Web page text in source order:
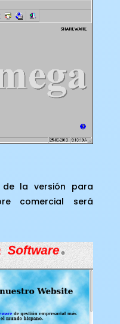
de la versión para
comercial será